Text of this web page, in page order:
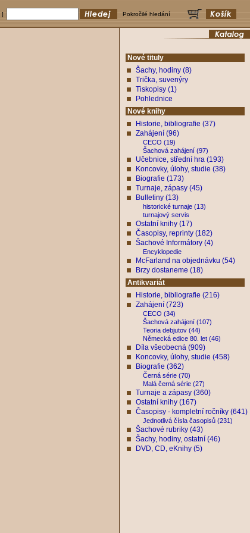
] Pokročilé hledání
Nové tituly
Šachy, hodiny (8)
Trička, suvenýry
Tiskopisy (1)
Pohlednice
Nové knihy
Historie, bibliografie (37)
Zahájení (96)
CECO (19)
Šachová zahájení (97)
Učebnice, střední hra (193)
Koncovky, úlohy, studie (38)
Biografie (173)
Turnaje, zápasy (45)
Bulletiny (13)
historické turnaje (13)
turnajový servis
Ostatní knihy (17)
Časopisy, reprinty (182)
Šachové Informátory (4)
Encyklopedie
McFarland na objednávku (54)
Brzy dostaneme (18)
Antikvariát
Historie, bibliografie (216)
Zahájení (723)
CECO (34)
Šachová zahájení (107)
Teoria debjutov (44)
Německá edice 80. let (46)
Díla všeobecná (909)
Koncovky, úlohy, studie (458)
Biografie (362)
Černá série (70)
Malá černá série (27)
Turnaje a zápasy (360)
Ostatní knihy (167)
Časopisy - kompletní ročníky (641)
Jednotlivá čísla časopisů (231)
Šachové rubriky (43)
Šachy, hodiny, ostatní (46)
DVD, CD, eKnihy (5)